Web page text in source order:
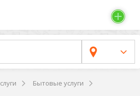
Бытовые услуги